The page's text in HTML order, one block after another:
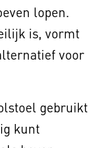
lopen.
is, vormt
voor
gebruikt
kunt